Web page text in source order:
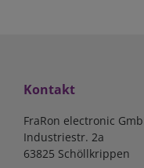
Kontakt
FraRon electronic
Industriestr. 2a
63825 Schöllkrippen